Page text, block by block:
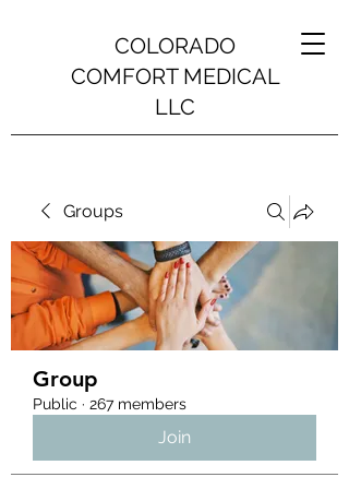
COLORADO
COMFORT MEDICAL
LLC
Groups
Group
Public · 267 members
Join